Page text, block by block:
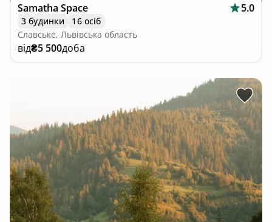
Samatha Space 5.0
3 будинки
16 осіб
Славське, Львівська область
від₴5 500доба